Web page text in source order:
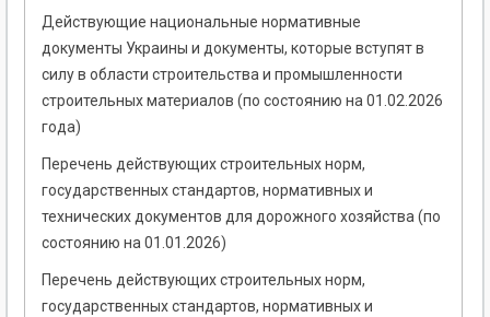
Действующие национальные нормативные
документы Украины и документы, которые вступят в
силу в области строительства и промышленности
строительных материалов (по состоянию на 01.02.2026
года)
Перечень действующих строительных норм,
государственных стандартов, нормативных и
технических документов для дорожного хозяйства (по
состоянию на 01.01.2026)
Перечень действующих строительных норм,
государственных стандартов, нормативных и